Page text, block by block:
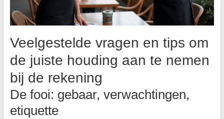
Veelgestelde vragen en tips om
de juiste houding aan te nemen
bij de rekening
De fooi: gebaar, verwachtingen,
etiquette